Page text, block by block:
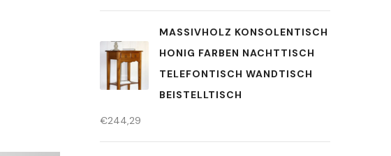
MASSIVHOLZ KONSOLENTISCH
HONIG FARBEN NACHTTISCH
TELEFONTISCH WANDTISCH
BEISTELLTISCH
€244,29